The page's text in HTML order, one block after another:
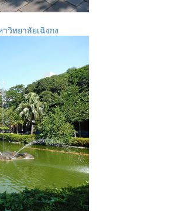
วิทยาลัยเฉิงกง